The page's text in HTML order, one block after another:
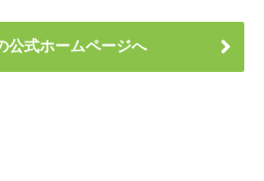
公式ホームページへ